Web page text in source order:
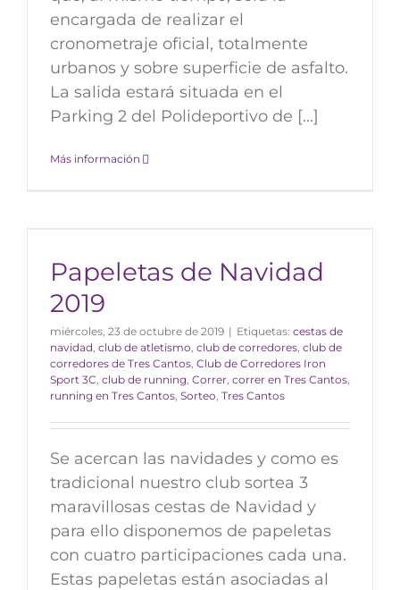
encargada de realizar el
cronometraje oficial, totalmente
urbanos y sobre superficie de asfalto.
La salida estará situada en el
Parking 2 del Polideportivo de [...]
Más información
Papeletas de Navidad
2019
miércoles, 23 de octubre de 2019 | Etiquetas: cestas de
navidad, club de atletismo, club de corredores, club de
corredores de Tres Cantos, Club de Corredores Iron
Sport 3C, club de running, Correr, correr en Tres Cantos,
running en Tres Cantos, Sorteo, Tres Cantos
Se acercan las navidades y como es
tradicional nuestro club sortea 3
maravillosas cestas de Navidad y
para ello disponemos de papeletas
con cuatro participaciones cada una.
Estas papeletas están asociadas al